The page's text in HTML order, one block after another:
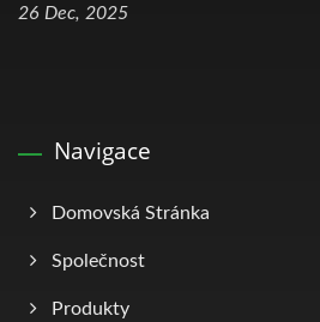
26 Dec, 2025
Navigace
Domovská Stránka
Společnost
Produkty